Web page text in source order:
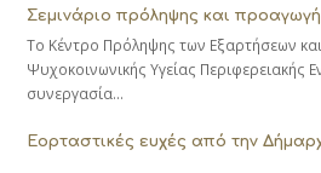
Σεμινάριο πρόληψης και
Το Κέντρο Πρόληψης των Εξαρτήσεων
Ψυχοκοινωνικής Υγείας Περιφερειακής
συνεργασία…
Εορταστικές ευχές από την